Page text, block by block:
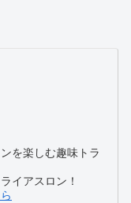
を楽しむ趣味トラ
イアスロン！